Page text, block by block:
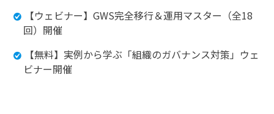
【ウェビナー】GWS完全移行＆運用マスター（全18
回）開催
【無料】実例から学ぶ「組織のガバナンス対策」ウェ
ビナー開催